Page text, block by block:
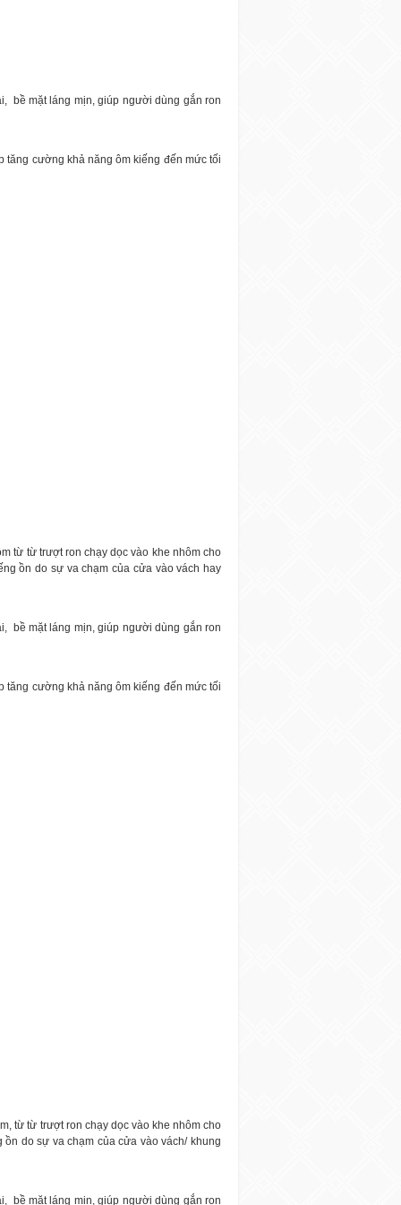
bề mặt láng mịn, giúp người dùng gắn ron
tăng cường khả năng ôm kiếng đến mức tối
từ từ trượt ron chạy dọc vào khe nhôm cho
ồn do sự va chạm của cửa vào vách hay
bề mặt láng mịn, giúp người dùng gắn ron
tăng cường khả năng ôm kiếng đến mức tối
từ từ trượt ron chạy dọc vào khe nhôm cho
do sự va chạm của cửa vào vách/ khung
bề mặt láng mịn, giúp người dùng gắn ron